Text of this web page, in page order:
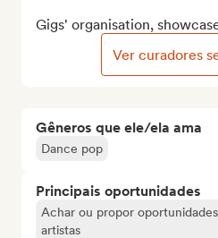
Gêneros que ele/ela ama
Dance pop
Principais oportunidades
Achar ou propor
artistas
Gigs' organisation,
Ver curadores